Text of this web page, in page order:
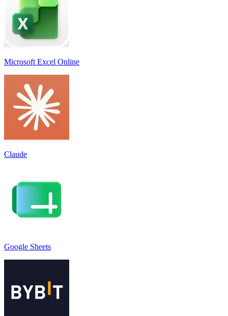
Microsoft Excel Online
Claude
Google Sheets